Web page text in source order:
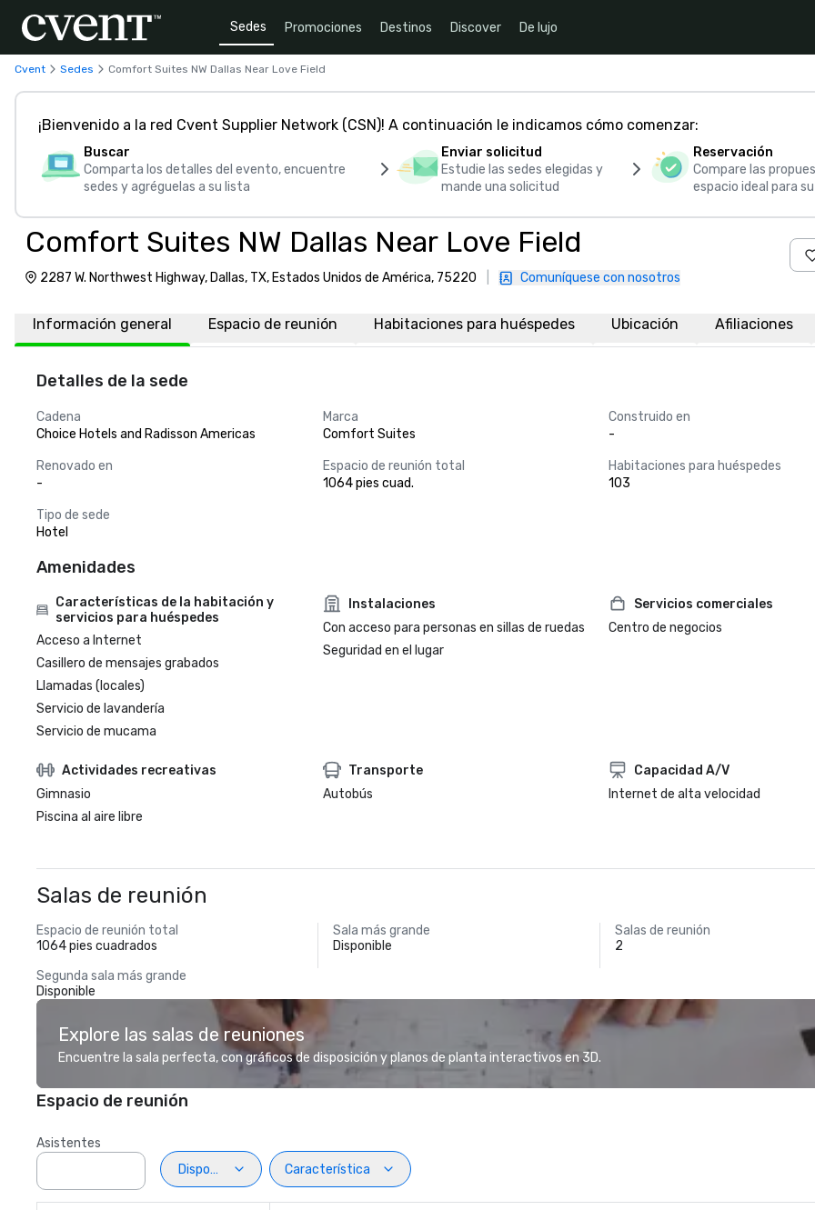
Sedes Promociones Destinos Discover De lujo
Cvent Sedes Comfort Suites NW Dallas Near Love Field
¡Bienvenido a la red Cvent Supplier Network (CSN)! A continuación le indicamos cómo comenzar:
Buscar
Comparta los detalles del evento, encuentre
sedes y agréguelas a su lista
Enviar solicitud
Estudie las sedes elegidas y
mande una solicitud
Reservación
Compare las
espacio ideal para
Comfort Suites NW Dallas Near Love Field
2287 W. Northwest Highway, Dallas, TX, Estados Unidos de América, 75220 Comuníquese con nosotros
Información general Espacio de reunión Habitaciones para huéspedes Ubicación Afiliaciones
Detalles de la sede
Cadena
Choice Hotels and Radisson Americas
Marca
Comfort Suites
Construido en
-
Renovado en
-
Espacio de reunión total
1064 pies cuad.
Habitaciones para huéspedes
103
Tipo de sede
Hotel
Amenidades
Características de la habitación y
servicios para huéspedes
Acceso a Internet
Casillero de mensajes grabados
Llamadas (locales)
Servicio de lavandería
Servicio de mucama
Instalaciones
Con acceso para personas en sillas de ruedas
Seguridad en el lugar
Servicios comerciales
Centro de negocios
Actividades recreativas
Gimnasio
Piscina al aire libre
Transporte
Autobús
Capacidad A/V
Internet de alta velocidad
Salas de reunión
Espacio de reunión total
1064 pies cuadrados
Sala más grande
Disponible
Salas de reunión
2
Segunda sala más grande
Disponible
Explore las salas de reuniones
Encuentre la sala perfecta, con gráficos de disposición y planos de planta interactivos en 3D.
Espacio de reunión
Asistentes
Disposiciön
Característica